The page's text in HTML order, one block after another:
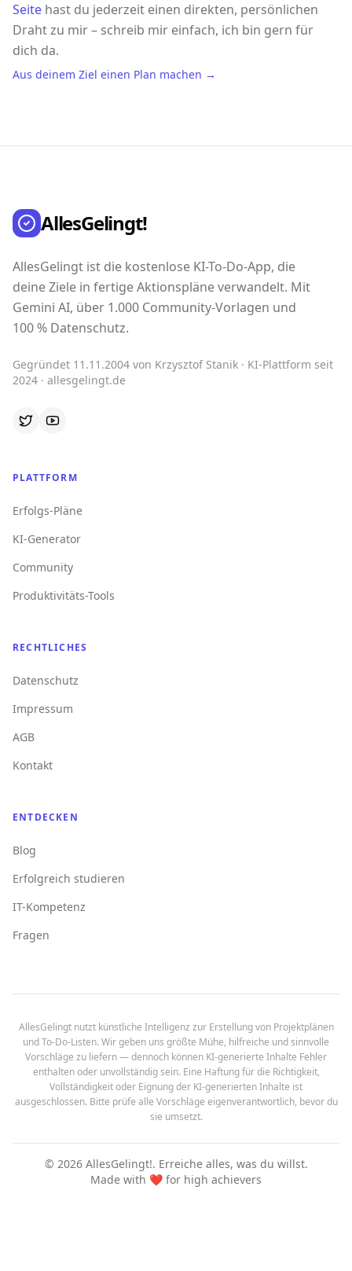
Seite hast du jederzeit einen direkten, persönlichen
Draht zu mir – schreib mir einfach, ich bin gern für
dich da.
Aus deinem Ziel einen Plan machen →
AllesGelingt!
AllesGelingt ist die kostenlose KI-To-Do-App, die
deine Ziele in fertige Aktionspläne verwandelt. Mit
Gemini AI, über 1.000 Community-Vorlagen und
100 % Datenschutz.
Gegründet 11.11.2004 von Krzysztof Stanik · KI-Plattform seit
2024 · allesgelingt.de
PLATTFORM
Erfolgs-Pläne
KI-Generator
Community
Produktivitäts-Tools
RECHTLICHES
Datenschutz
Impressum
AGB
Kontakt
ENTDECKEN
Blog
Erfolgreich studieren
IT-Kompetenz
Fragen
AllesGelingt nutzt künstliche Intelligenz zur Erstellung von Projektplänen
und To-Do-Listen. Wir geben uns größte Mühe, hilfreiche und sinnvolle
Vorschläge zu liefern — dennoch können KI-generierte Inhalte Fehler
enthalten oder unvollständig sein. Eine Haftung für die Richtigkeit,
Vollständigkeit oder Eignung der KI-generierten Inhalte ist
ausgeschlossen. Bitte prüfe alle Vorschläge eigenverantwortlich, bevor du
sie umsetzt.
© 2026AllesGelingt!. Erreiche alles, was du willst.
Made with ❤️ for high achievers